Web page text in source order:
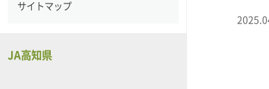
サイトマップ
JA高知県